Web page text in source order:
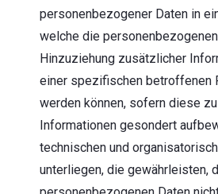
personenbezogener Daten in
welche die
Hinzuziehung zusätzlicher
einer spezifischen betroffenen
werden können, sofern diese
Informationen gesondert
technischen und
unterliegen, die gewährleisten,